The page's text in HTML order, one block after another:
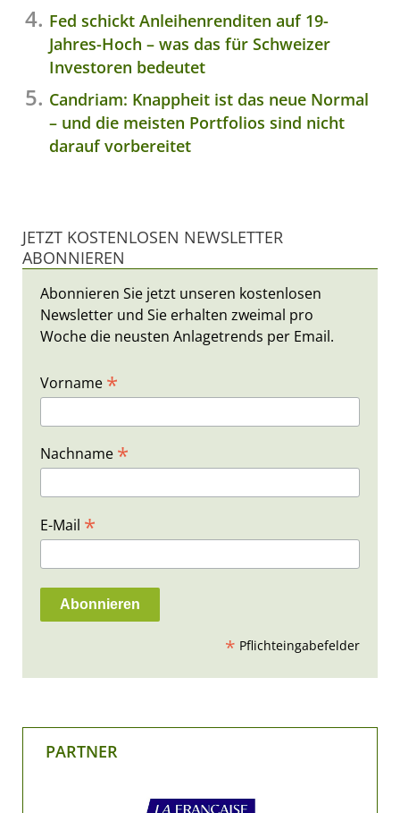
Fed schickt Anleihenrenditen auf 19-
Jahres-Hoch – was das für Schweizer
Investoren bedeutet
Candriam: Knappheit ist das neue Normal
– und die meisten Portfolios sind nicht
darauf vorbereitet
JETZT KOSTENLOSEN NEWSLETTER
ABONNIEREN
Abonnieren Sie jetzt unseren kostenlosen
Newsletter und Sie erhalten zweimal pro
Woche die neusten Anlagetrends per Email.
Vorname *
Nachname *
E-Mail *
* Pflichteingabefelder
PARTNER